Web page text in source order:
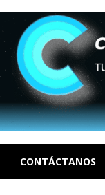
CONTÁCTANOS
finalizar su mis...
por los terr...
AGOSTO 9, 2026
sus actividade...